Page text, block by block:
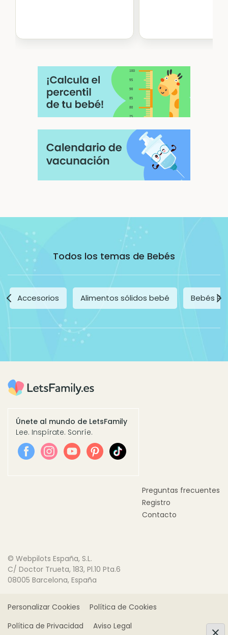
Todos los temas de Bebés
Accesorios Alimentos sólidos bebé Bebés
Únete al mundo de LetsFamily
Lee. Inspírate. Sonríe.
Preguntas frecuentes
Registro
Contacto
© Webpilots España, S.L.
C/ Doctor Trueta, 183, Pl.10 Pta.6
08005 Barcelona, España
Personalizar Cookies
Política de Cookies
Política de Privacidad
Aviso Legal